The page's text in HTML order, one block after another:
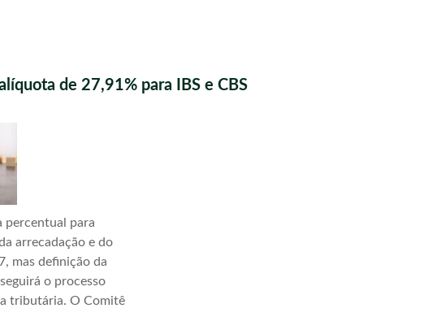
de 27,91% para IBS e CBS
percentual para
arrecadação e do
mas definição da
o processo
tributária. O Comitê